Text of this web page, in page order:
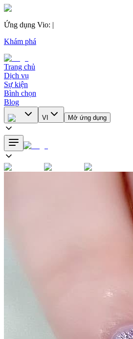
Ứng dụng Vio: |
Khám phá
Trang chủ
Dịch vụ
Sự kiện
Bình chọn
Blog
VI Mở ứng dụng